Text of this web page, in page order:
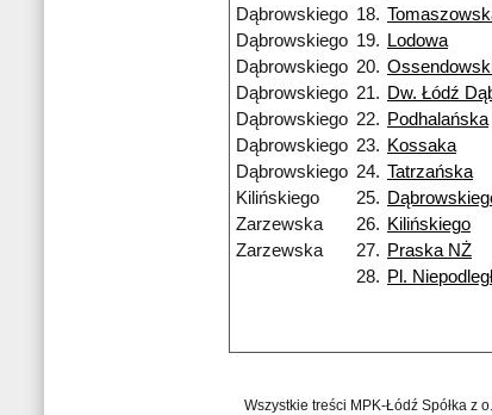
Dąbrowskiego 18.
Dąbrowskiego 19. Lodowa
Dąbrowskiego 20.
Dąbrowskiego 21. Dw. Łódź
Dąbrowskiego 22. Podhalańska
Dąbrowskiego 23. Kossaka
Dąbrowskiego 24. Tatrzańska
Kilińskiego
25.
Zarzewska
26. Kilińskiego
Zarzewska
27. Praska NŻ
28. Pl.
Wszystkie treści MPK-Łódź Spółka